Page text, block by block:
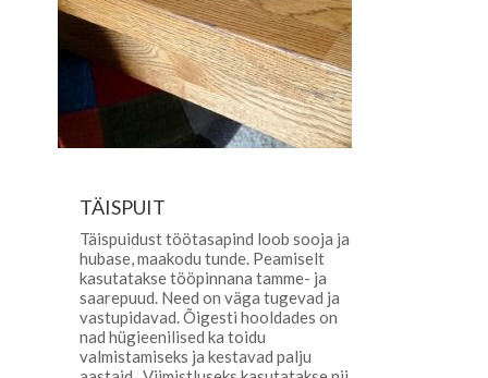
TÄISPUIT
Täispuidust töötasapind loob sooja ja
hubase, maakodu tunde. Peamiselt
kasutatakse tööpinnana tamme- ja
saarepuud. Need on väga tugevad ja
vastupidavad. Õigesti hooldades on
nad hügieenilised ka toidu
valmistamiseks ja kestavad palju